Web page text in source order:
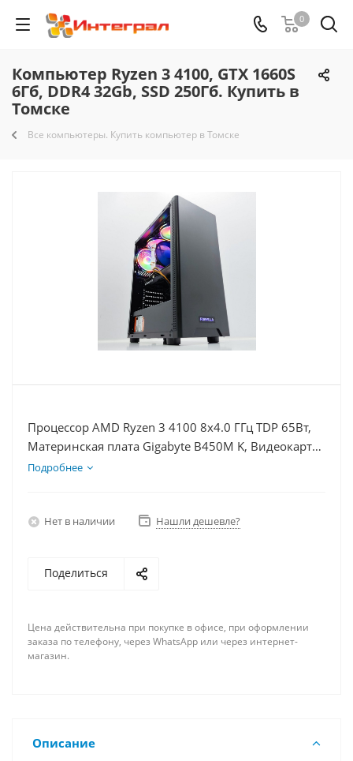
0
Компьютер Ryzen 3 4100, GTX 1660S
6Гб, DDR4 32Gb, SSD 250Гб. Купить в
Томске
Все компьютеры. Купить компьютер в Томске
Процессор AMD Ryzen 3 4100 8x4.0 ГГц TDP 65Вт,
Материнская плата Gigabyte B450M K, Видеокарта
GTX 1660S 6Гб, Память DDR4 32Gb, Диски
Подробнее
Нет в наличии Нашли дешевле?
Поделиться
Цена действительна при покупке в офисе, при оформлении
заказа по телефону, через WhatsApp или через интернет-
магазин.
Описание